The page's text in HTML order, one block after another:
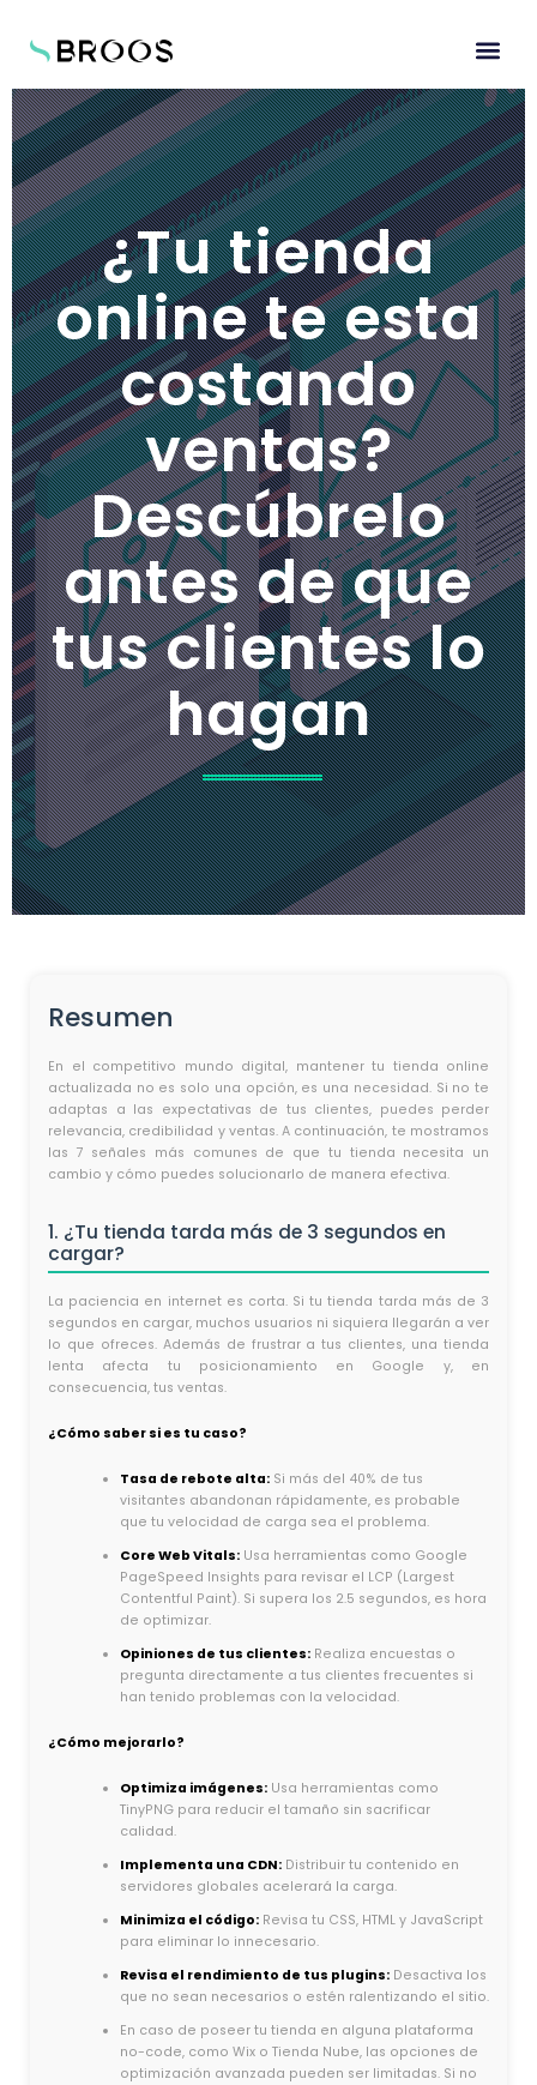
¿Tu tienda
online te esta
costando
ventas?
Descúbrelo
antes de que
tus clientes lo
hagan
Resumen
En el competitivo mundo digital, mantener tu tienda online
actualizada no es solo una opción, es una necesidad. Si no te
adaptas a las expectativas de tus clientes, puedes perder
relevancia, credibilidad y ventas. A continuación, te mostramos
las 7 señales más comunes de que tu tienda necesita un
cambio y cómo puedes solucionarlo de manera efectiva.
1. ¿Tu tienda tarda más de 3 segundos en
cargar?
La paciencia en internet es corta. Si tu tienda tarda más de 3
segundos en cargar, muchos usuarios ni siquiera llegarán a ver
lo que ofreces. Además de frustrar a tus clientes, una tienda
lenta afecta tu posicionamiento en Google y, en
consecuencia, tus ventas.
¿Cómo saber si es tu caso?
Tasa de rebote alta: Si más del 40% de tus
visitantes abandonan rápidamente, es probable
que tu velocidad de carga sea el problema.
Core Web Vitals: Usa herramientas como Google
PageSpeed Insights para revisar el LCP (Largest
Contentful Paint). Si supera los 2.5 segundos, es hora
de optimizar.
Opiniones de tus clientes: Realiza encuestas o
pregunta directamente a tus clientes frecuentes si
han tenido problemas con la velocidad.
¿Cómo mejorarlo?
Optimiza imágenes: Usa herramientas como
TinyPNG para reducir el tamaño sin sacrificar
calidad.
Implementa una CDN: Distribuir tu contenido en
servidores globales acelerará la carga.
Minimiza el código: Revisa tu CSS, HTML y JavaScript
para eliminar lo innecesario.
Revisa el rendimiento de tus plugins: Desactiva los
que no sean necesarios o estén ralentizando el sitio.
En caso de poseer tu tienda en alguna plataforma
no-code, como Wix o Tienda Nube, las opciones de
optimización avanzada pueden ser limitadas. Si no